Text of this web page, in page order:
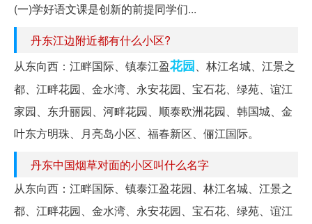
(一)学好语文课是创新的前提同学们...
丹东江边附近都有什么小区?
从东向西：江畔国际、镇泰江盈花园、林江名城、江景之
都、江畔花园、金水湾、永安花园、宝石花、绿苑、谊江
家园、东升丽园、河畔花园、顺泰欧洲花园、韩国城、金
叶东方明珠、月亮岛小区、福春新区、俪江国际。
丹东中国烟草对面的小区叫什么名字
从东向西：江畔国际、镇泰江盈花园、林江名城、江景之
都、江畔花园、金水湾、永安花园、宝石花、绿苑、谊江